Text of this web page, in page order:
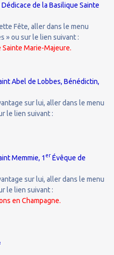
de la Basilique Sainte
Fête, aller dans le menu
» ou sur le lien suivant :
Marie-Majeure.
Abel de Lobbes, Bénédictin,
sur lui, aller dans le menu
le lien suivant :
Memmie, 1er Évêque de
sur lui, aller dans le menu
le lien suivant :
en Champagne.